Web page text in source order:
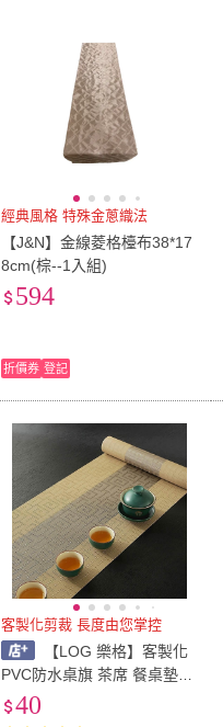
經典風格 特殊金蔥織法
【J&N】金線菱格檯布38*17
8cm(棕--1入組)
594
折價券 登記
客製化剪裁 長度由您掌控
【LOG 樂格】客製化
PVC防水桌旗 茶席 餐桌墊
桌布 檯布 共12款(寬幅30c
40